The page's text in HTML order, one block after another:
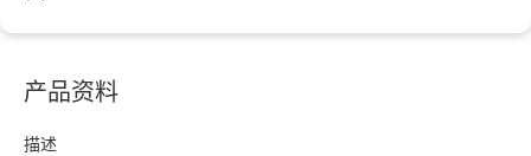
产品资料
描述